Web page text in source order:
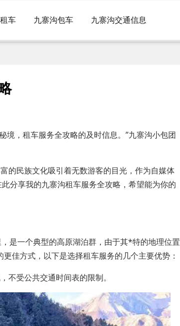
车 九寨沟包车 九寨沟交通信息
境，租车服务全攻略的及时信息。”九寨沟小包团
的民族文化吸引着无数游客的目光，作为自媒体
分享我的九寨沟租车服务全攻略，希望能为你的
是一个典型的高原湖泊群，由于其*特的地理位置
佳方式，以下是选择租车服务的几个主要优势：
不受公共交通时间表的限制。